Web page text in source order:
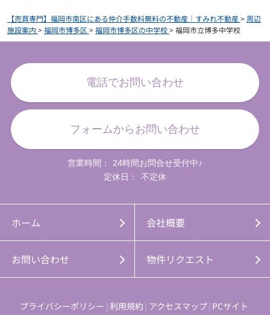
【売買専門】福岡市南区にある仲介手数料無料の不動産｜すみれ不動産> 周辺
施設案内 >福岡市博多区 >福岡市博多区の中学校>福岡市立博多中学校
電話でお問い合わせ
フォームからお問い合わせ
営業時間：
24時間お問合せ受付中♪
定休日：
不定休
ホーム 会社概要
お問い合わせ 物件リクエスト
プライバシーポリシー 利用規約 アクセスマップ PCサイト